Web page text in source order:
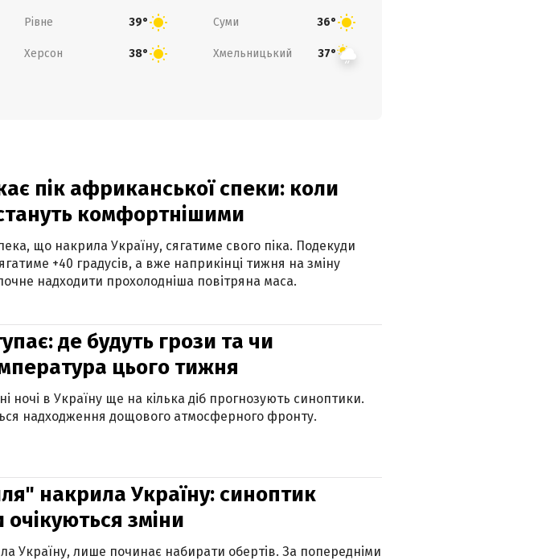
Рівне 39° Суми 36°
Херсон 38° Хмельницький 37°
пік африканської спеки: коли
комфортнішими
що накрила Україну, сягатиме свого піка. Подекуди
+40 градусів, а вже наприкінці тижня на зміну
надходити прохолодніша повітряна маса.
де будуть грози та чи
цього тижня
ночі в Україну ще на кілька діб прогнозують синоптики.
надходження дощового атмосферного фронту.
накрила Україну: синоптик
очікуються зміни
Україну, лише починає набирати обертів. За попередніми